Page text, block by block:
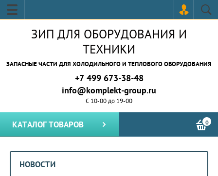
ЗИП ДЛЯ ОБОРУДОВАНИЯ И
ТЕХНИКИ
ЗАПАСНЫЕ ЧАСТИ ДЛЯ ХОЛОДИЛЬНОГО И ТЕПЛОВОГО ОБОРУДОВАНИЯ
+7 499 673-38-48
info@komplekt-group.ru
С 10-00 до 19-00
КАТАЛОГ ТОВАРОВ 0
НОВОСТИ